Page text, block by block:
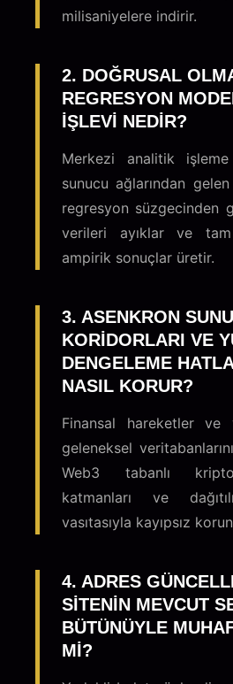
milisaniyelere indirir.
2. DOĞRUSAL
REGRESYON
IŞLEVI NEDIR?
Merkezi analitik
sunucu ağlarından
regresyon süzgecinden
verileri ayıklar ve
ampirik sonuçlar üretir.
3. ASENKRON
KORIDORLARI VE
DENGELEME
NASIL KORUR?
Finansal hareketler ve
geleneksel
Web3 tabanlı
katmanları ve
vasıtasıyla kayıpsız
4. ADRES
SITENIN MEVCUT
BÜTÜNÜYLE
MI?